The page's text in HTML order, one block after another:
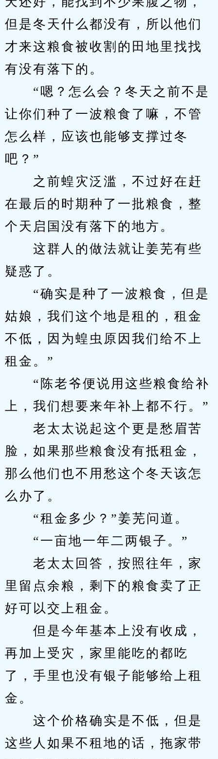
但是冬天什么都没有，所以他们
才来这粮食被收割的田地里找找
有没有落下的。
“嗯？怎么会？冬天之前不是
让你们种了一波粮食了嘛，不管
怎么样，应该也能够支撑过冬
吧？”
之前蝗灾泛滥，不过好在赶
在最后的时期种了一批粮食，整
个天启国没有落下的地方。
这群人的做法就让姜芜有些
疑惑了。
“确实是种了一波粮食，但是
姑娘，我们这个地是租的，租金
不低，因为蝗虫原因我们给不上
租金。”
“陈老爷便说用这些粮食给补
上，我们想要来年补上都不行。”
老太太说起这个更是愁眉苦
脸，如果那些粮食没有抵租金，
那么他们也不用愁这个冬天该怎
么办了。
“租金多少？”姜芜问道。
“一亩地一年二两银子。”
老太太回答，按照往年，家
里留点余粮，剩下的粮食卖了正
好可以交上租金。
但是今年基本上没有收成，
再加上受灾，家里能吃的都吃
了，手里也没有银子能够给上租
金。
这个价格确实是不低，但是
这些人如果不租地的话，拖家带